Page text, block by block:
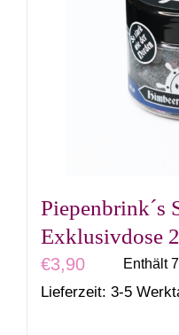
Piepenbrink´s
Exklusivdose
€3,90 Enthält
Lieferzeit: 3-5